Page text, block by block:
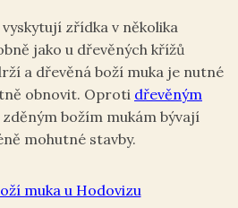
zřídka v několika
jako u dřevěných křížů
a dřevěná boží muka je nutné
obnovit. Oproti dřevěným
božím mukám bývají
mohutné stavby.
muka u Hodovizu